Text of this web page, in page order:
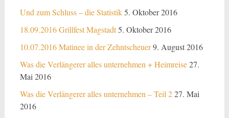
Und zum Schluss – die Statistik5. Oktober 2016
18.09.2016 Grillfest Magstadt5. Oktober 2016
10.07.2016 Matinee in der Zehntscheuer9. August 2016
Was die Verlängerer alles unternehmen + Heimreise27.
Mai 2016
Was die Verlängerer alles unternehmen – Teil 227. Mai
2016